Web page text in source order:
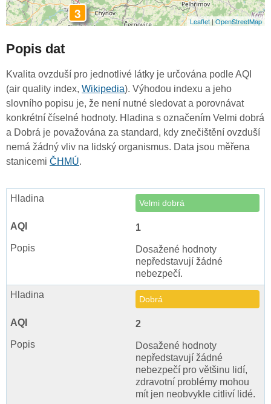
3 Leaflet | OpenStreetMap
Popis dat
Kvalita ovzduší pro jednotlivé látky je určována podle AQI
(air quality index, Wikipedia). Výhodou indexu a jeho
slovního popisu je, že není nutné sledovat a porovnávat
konkrétní číselné hodnoty. Hladina s označením Velmi dobrá
a Dobrá je považována za standard, kdy znečištění ovzduší
nemá žádný vliv na lidský organismus. Data jsou měřena
stanicemi ČHMÚ.
Velmi dobrá
1
Dosažené hodnoty
nepředstavují žádné
nebezpečí.
Dobrá
2
Dosažené hodnoty
nepředstavují žádné
nebezpečí pro většinu lidí,
zdravotní problémy mohou
mít jen neobvykle citliví lidé.